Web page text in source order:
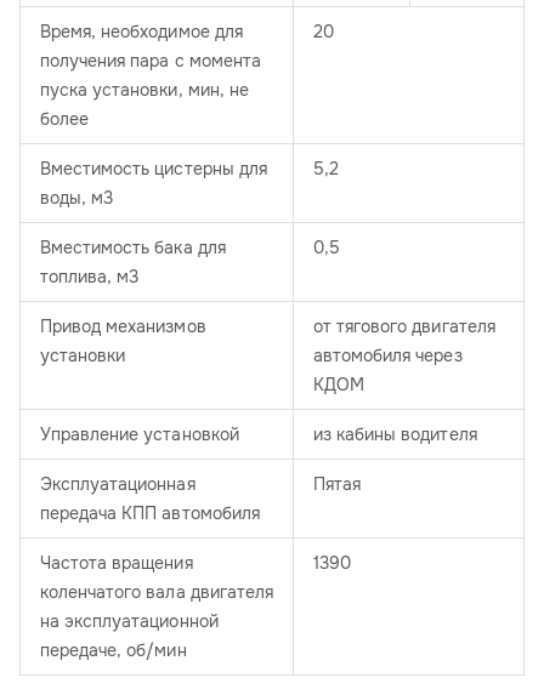
Время, необходимое для
получения пара с момента
пуска установки, мин, не
более
20
Вместимость цистерны для
воды, м3
5,2
Вместимость бака для
топлива, м3
0,5
Привод механизмов
установки
от тягового двигателя
автомобиля через
КДОМ
Управление установкой из кабины водителя
Эксплуатационная
передача КПП автомобиля
Пятая
Частота вращения
коленчатого вала двигателя
на эксплуатационной
передаче, об/мин
1390